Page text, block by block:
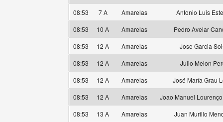
08:53
7 A Amarelas
Antonio Luis
08:53
10 A Amarelas
Pedro Avelar
08:53
12 A Amarelas
Jose Garcia
08:53
12 A Amarelas
Julio Melon
08:53
12 A Amarelas
José María Grau
08:53
12 A Amarelas
Joao Manuel
08:53
13 A Amarelas
Juan Murillo